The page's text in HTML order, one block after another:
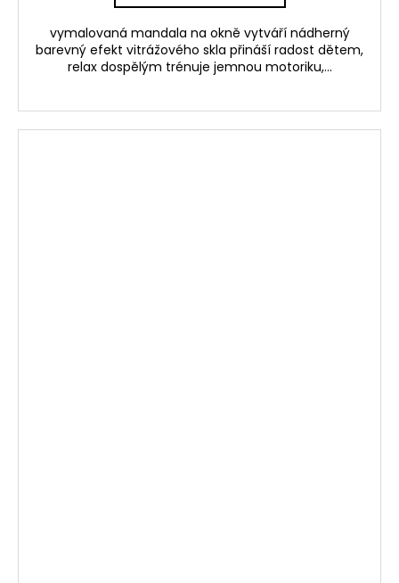
vymalovaná mandala na okně vytváří nádherný
barevný efekt vitrážového skla přináší radost dětem,
relax dospělým trénuje jemnou motoriku,...